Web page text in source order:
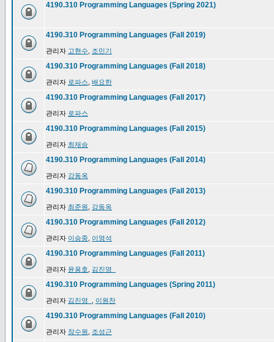
4190.310 Programming Languages (Spring 2021)
4190.310 Programming Languages (Fall 2019)
관리자 고현수 조민기
4190.310 Programming Languages (Fall 2018)
관리자 로파스 배요한
4190.310 Programming Languages (Fall 2017)
관리자 로파스
4190.310 Programming Languages (Fall 2015)
관리자 최재승
4190.310 Programming Languages (Fall 2014)
관리자 강동옥
4190.310 Programming Languages (Fall 2013)
관리자 최준원 강동옥
4190.310 Programming Languages (Fall 2012)
관리자 이승중 이영석
4190.310 Programming Languages (Fall 2011)
관리자 윤용호 김진영_
4190.310 Programming Languages (Spring 2011)
관리자 김진영_ 이원찬
4190.310 Programming Languages (Fall 2010)
관리자 장수원 조성근